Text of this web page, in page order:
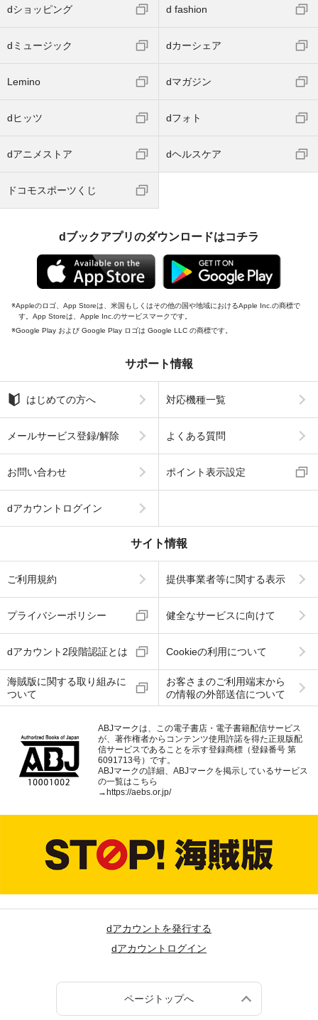
dショッピング d fashion
dミュージック dカーシェア
Lemino dマガジン
dヒッツ dフォト
dアニメストア dヘルスケア
ドコモスポーツくじ
dブックアプリのダウンロードはコチラ
Appleのロゴ、App Storeは、米国もしくはその他の国や地域におけるApple Inc.の商標で
す。App Storeは、Apple Inc.のサービスマークです。
Google Play および Google Play ロゴは Google LLC の商標です。
サポート情報
はじめての方へ 対応機種一覧
メールサービス登録/解除 よくある質問
お問い合わせ ポイント表示設定
dアカウントログイン
サイト情報
ご利用規約 提供事業者等に関する表示
プライバシーポリシー 健全なサービスに向けて
dアカウント2段階認証とは Cookieの利用について
海賊版に関する取り組みに
ついて
お客さまのご利用端末から
の情報の外部送信について
ABJマークは、この電子書店・電子書籍配信サービス
が、著作権者からコンテンツ使用許諾を得た正規版配
信サービスであることを示す登録商標（登録番号 第
6091713号）です。
ABJマークの詳細、ABJマークを掲示しているサービス
の一覧はこちら
→ https://aebs.or.jp/
dアカウントを発行する
dアカウントログイン
ページトップへ